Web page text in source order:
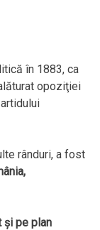
în 1883, ca
opoziţiei
rânduri, a fost
şi pe plan